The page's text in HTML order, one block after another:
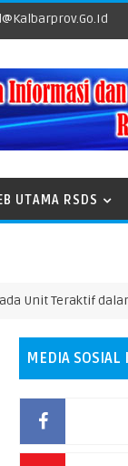
UTAMA RSDS
dalam
MEDIA SOSIAL